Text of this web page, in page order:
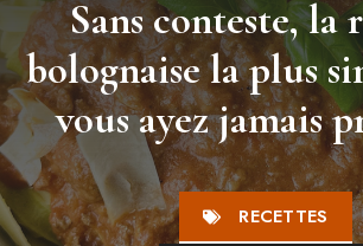
Sans conteste, la
bolognaise la plus
vous ayez jamais
RECETTES